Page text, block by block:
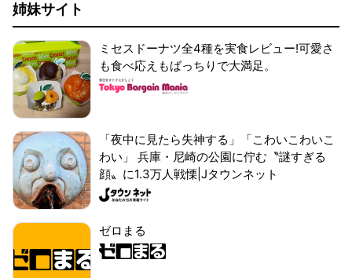
姉妹サイト
ミセスドーナツ全4種を実食レビュー!可愛さ
も食べ応えもばっちりで大満足。
「夜中に見たら失神する」「こわいこわいこ
わい」 兵庫・尼崎の公園に佇む〝謎すぎる
顔〟に1.3万人戦慄|Jタウンネット
ゼロまる